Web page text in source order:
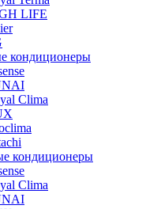
LIFE
кондиционеры
Clima
кондиционеры
Clima